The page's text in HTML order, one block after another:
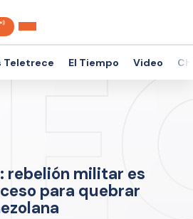
Teletrece El Tiempo Video
rebelión militar es
para quebrar